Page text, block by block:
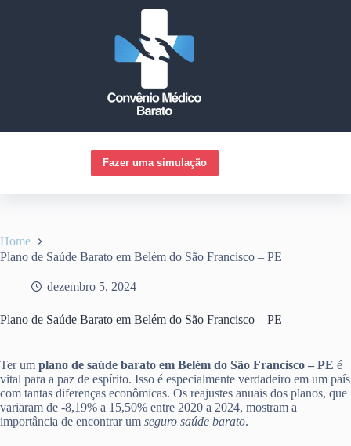
Fazer uma simulação
Home
Plano de Saúde Barato em Belém do São Francisco – PE
dezembro 5, 2024
Plano de Saúde Barato em Belém do São Francisco – PE
Ter um plano de saúde barato em Belém do São Francisco – PE é
vital para a paz de espírito. Isso é especialmente verdadeiro em um país
com tantas diferenças econômicas. Os reajustes anuais dos planos, que
variaram de -8,19% a 15,50% entre 2020 a 2024, mostram a
importância de encontrar um seguro saúde barato.